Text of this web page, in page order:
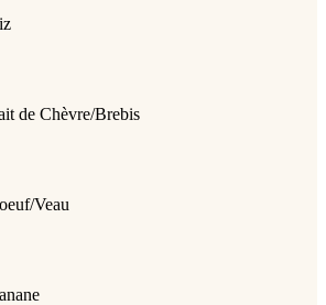
de Chèvre/Brebis
Veau